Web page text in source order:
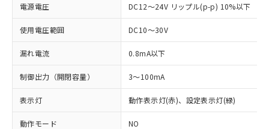
電源電圧 DC12～24V リップル(p-p) 10%以下
使用電圧範囲 DC10～30V
漏れ電流 0.8mA以下
制御出力（開閉容量） 3～100mA
表示灯 動作表示灯(赤)、設定表示灯(緑)
動作モード NO